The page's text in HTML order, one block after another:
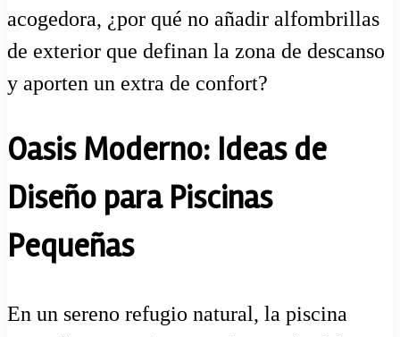
acogedora, ¿por qué no añadir alfombrillas
de exterior que definan la zona de descanso
y aporten un extra de confort?
Oasis Moderno: Ideas de
Diseño para Piscinas
Pequeñas
En un sereno refugio natural, la piscina